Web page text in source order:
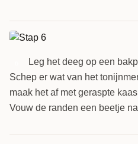
Leg het deeg op een
Schep er wat van het
maak het af met geraspte
Vouw de randen een beetje